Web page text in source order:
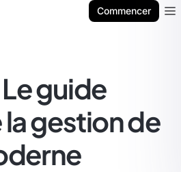
Commencer
guide
gestion de